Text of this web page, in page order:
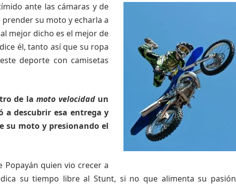
ante las cámaras y de
su moto y echarla a
mejor dicho es el mejor de
él, tanto así que su ropa
deporte con camisetas
de lamoto velocidadun
a descubrir esa entrega y
su moto y presionando el
Popayán quien vio crecer a
su tiempo libre al Stunt, si no que alimenta su pasión